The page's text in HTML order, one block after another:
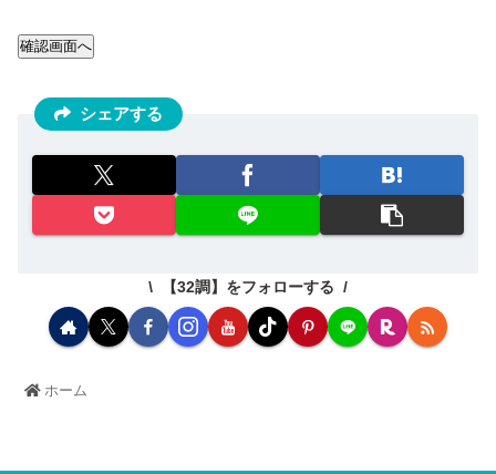
確認画面へ
シェアする
【32調】をフォローする
ホーム